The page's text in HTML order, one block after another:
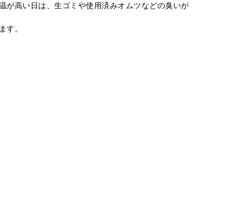
が高い日は、生ゴミや使用済みオムツなどの臭いが
す。